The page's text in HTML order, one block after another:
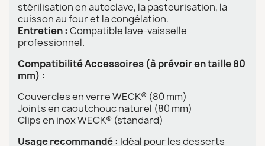
stérilisation en autoclave, la pasteurisation, la
cuisson au four et la congélation.
Entretien : Compatible lave-vaisselle
professionnel.
Compatibilité Accessoires (à prévoir en taille 80
mm) :
Couvercles en verre WECK® (80 mm)
Joints en caoutchouc naturel (80 mm)
Clips en inox WECK® (standard)
Usage recommandé : Idéal pour les desserts